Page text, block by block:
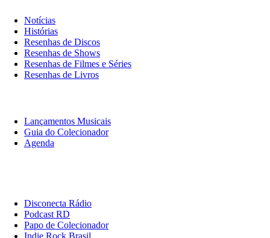
Notícias
Histórias
Resenhas de Discos
Resenhas de Shows
Resenhas de Filmes e Séries
Resenhas de Livros
Lançamentos Musicais
Guia do Colecionador
Agenda
Disconecta Rádio
Podcast RD
Papo de Colecionador
Indie Rock Brasil